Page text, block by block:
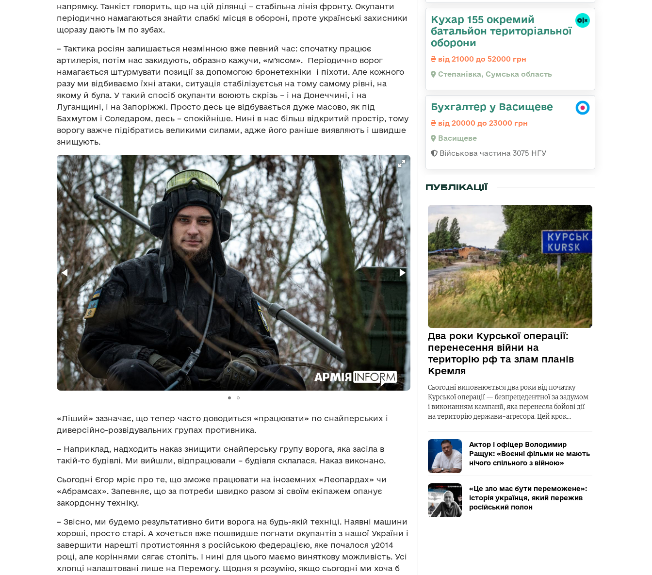
напрямку. Танкіст говорить, що на цій ділянці – стабільна лінія фронту. Окупанти
періодично намагаються знайти слабкі місця в обороні, проте українські захисники
щоразу дають їм по зубах.
– Тактика росіян залишається незмінною вже певний час: спочатку працює
артилерія, потім нас закидують, образно кажучи, «м’ясом». Періодично ворог
намагається штурмувати позиції за допомогою бронетехніки і піхоти. Але кожного
разу ми відбиваємо їхні атаки, ситуація стабілізуєтсья на тому самому рівні, на
якому й була. У такий спосіб окупанти воюють скрізь – і на Донеччині, і на
Луганщині, і на Запоріжжі. Просто десь це відбувається дуже масово, як під
Бахмутом і Соледаром, десь – спокійніше. Нині в нас більш відкритий простір, тому
ворогу важче підібратись великими силами, адже його раніше виявляють і швидше
знищують.
«Ліший» зазначає, що тепер часто доводиться «працювати» по снайперських і
диверсійно-розвідувальних групах противника.
– Наприклад, надходить наказ знищити снайперську групу ворога, яка засіла в
такій-то будівлі. Ми вийшли, відпрацювали – будівля склалася. Наказ виконано.
Сьогодні Єгор мріє про те, що зможе працювати на іноземних «Леопардах» чи
«Абрамсах». Запевняє, що за потреби швидко разом зі своїм екіпажем опанує
закордонну техніку.
– Звісно, ми будемо результативно бити ворога на будь-якій техніці. Наявні машини
хороші, просто старі. А хочеться вже пошвидше погнати окупантів з нашої України і
завершити нарешті протистояння з російською федерацією, яке почалося у2014
році, але коріннями сягає століть. І нині для цього маємо виняткову можливість. Усі
хлопці налаштовані лише на Перемогу. Щодня я розумію, якщо сьогодні ми хоча б
Кухар 155 окремий
батальйон територіальної
оборони
від 21000 до 52000 грн
Степанівка, Сумська область
Бухгалтер у Васищеве
від 20000 до 23000 грн
Васищеве
Військова частина 3075 НГУ
ПУБЛІКАЦІЇ
Два роки Курської операції:
перенесення війни на
територію рф та злам планів
Кремля
Сьогодні виповнюється два роки від початку
Курської операції — безпрецедентної за задумом
і виконанням кампанії, яка перенесла бойові дії
на територію держави-агресора. Цей крок…
Актор і офіцер Володимир
Ращук: «Воєнні фільми не мають
нічого спільного з війною»
«Це зло має бути переможене»:
історія українця, який пережив
російський полон